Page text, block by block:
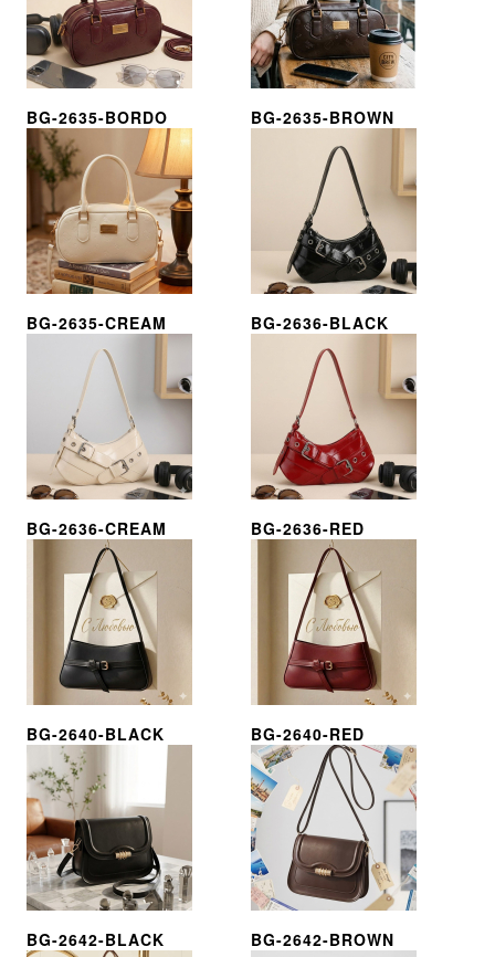
BG-2635-BORDO BG-2635-BROWN
BG-2635-CREAM BG-2636-BLACK
BG-2636-CREAM BG-2636-RED
BG-2640-BLACK BG-2640-RED
BG-2642-BLACK BG-2642-BROWN